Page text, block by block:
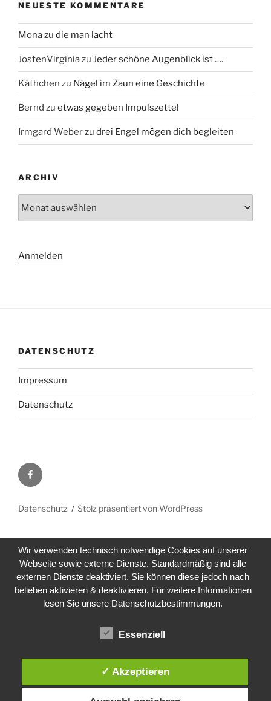
NEUESTE KOMMENTARE
Monazu die man lacht
JostenVirginiazu Jeder schöne Augenblick ist ….
Käthchen zu Nägel im Zaun eine Geschichte
Bernd zu etwas gegeben Impulszettel
Irmgard Weberzu drei Engel mögen dich begleiten
ARCHIV
Anmelden
DATENSCHUTZ
Impressum
Datenschutz
Facebook
Datenschutz Stolz präsentiert von WordPress
Wir verwenden technisch notwendige Cookies auf unserer
Webseite sowie externe Dienste. Standardmäßig sind alle
externen Dienste deaktiviert. Sie können diese jedoch nach
belieben aktivieren & deaktivieren. Für weitere Informationen
lesen Sie unsere Datenschutzbestimmungen.
Essenziell
✓ Akzeptieren